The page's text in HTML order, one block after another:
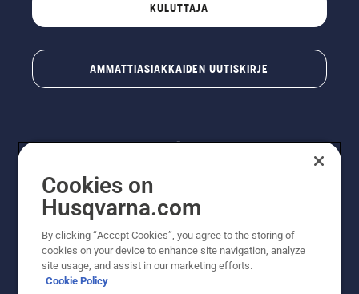
KULUTTAJA
AMMATTIASIAKKAIDEN UUTISKIRJE
© Husqvarna AB (publ). Kaikki oikeudet pidätetään.
Hinnat ovat suositushintoja. Varaamme oikeudet
hintamuutoksiin, kirjoitus- ja sisältövirheisiin. Sivusto
pyritään pitämään mahdollisimman ajantasaisena ja
Cookies on
Husqvarna.com
By clicking “Accept Cookies”, you agree to the storing of
cookies on your device to enhance site navigation, analyze
site usage, and assist in our marketing efforts.
Cookie Policy